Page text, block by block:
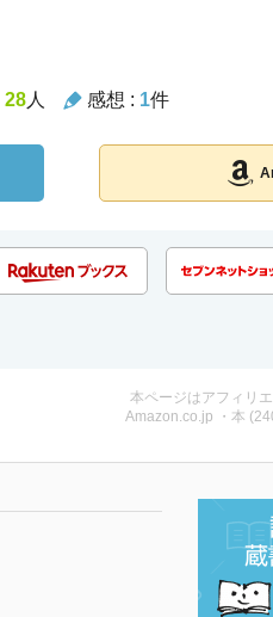
28人 感想 : 1件
本ページはアフィリ
Amazon.co.jp ・本